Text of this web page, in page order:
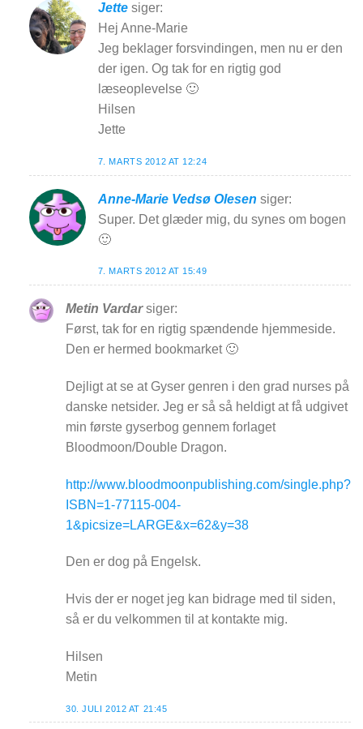
Jette siger:
Hej Anne-Marie
Jeg beklager forsvindingen, men nu er den
der igen. Og tak for en rigtig god
læseoplevelse 🙂
Hilsen
Jette
7. MARTS 2012 AT 12:24
Anne-Marie Vedsø Olesen siger:
Super. Det glæder mig, du synes om bogen
🙂
7. MARTS 2012 AT 15:49
Metin Vardar siger:
Først, tak for en rigtig spændende hjemmeside.
Den er hermed bookmarket 🙂
Dejligt at se at Gyser genren i den grad nurses på
danske netsider. Jeg er så så heldigt at få udgivet
min første gyserbog gennem forlaget
Bloodmoon/Double Dragon.
http://www.bloodmoonpublishing.com/single.php?
ISBN=1-77115-004-
1&picsize=LARGE&x=62&y=38
Den er dog på Engelsk.
Hvis der er noget jeg kan bidrage med til siden,
så er du velkommen til at kontakte mig.
Hilsen
Metin
30. JULI 2012 AT 21:45